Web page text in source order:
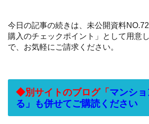
今日の記事の続きは、未公開資料
購入のチェックポイント」として用意
で、お気軽にご請求ください。
◆別サイトのブログ「マンショ
る」も併せてご購読ください